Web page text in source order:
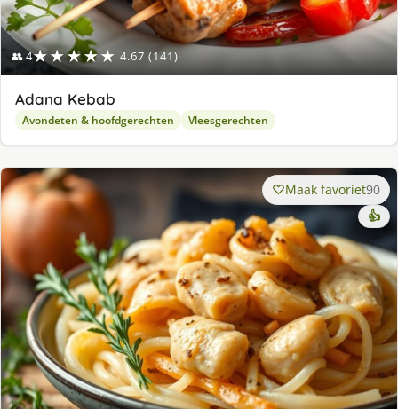
👥 4★★★★★ 4.67 (141)
Adana Kebab
Avondeten & hoofdgerechten Vleesgerechten
Maak favoriet90
👍